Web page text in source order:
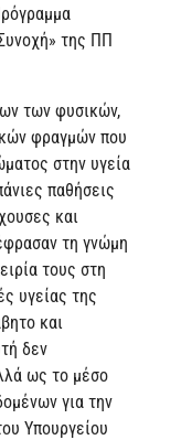
της ΠΠ
των φυσικών,
φραγμών που
στην υγεία
παθήσεις
και
τη γνώμη
τους στη
υγείας της
και
δεν
ως το μέσο
για την
Υπουργείου